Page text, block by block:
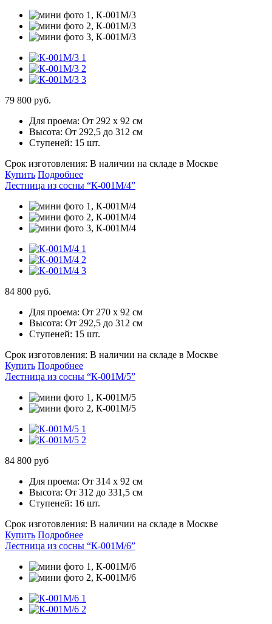
79 800 руб.
Для проема: От 292 х 92 см
Высота: От 292,5 до 312 см
Ступеней: 15 шт.
Срок изготовления: В наличии на складе в Москве
Купить Подробнее
Лестница из сосны “К-001М/4”
84 800 руб.
Для проема: От 270 х 92 см
Высота: От 292,5 до 312 см
Ступеней: 15 шт.
Срок изготовления: В наличии на складе в Москве
Купить Подробнее
Лестница из сосны “К-001М/5”
84 800 руб
Для проема: От 314 х 92 см
Высота: От 312 до 331,5 см
Ступеней: 16 шт.
Срок изготовления: В наличии на складе в Москве
Купить Подробнее
Лестница из сосны “К-001М/6”